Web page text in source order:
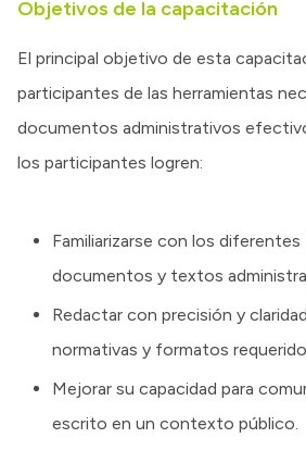
Objetivos de la capacitación
El principal objetivo de esta
participantes de las herramientas
documentos administrativos
los participantes logren:
Familiarizarse con los
documentos y textos
Redactar con precisión y
normativas y formatos
Mejorar su capacidad para
escrito en un contexto público.